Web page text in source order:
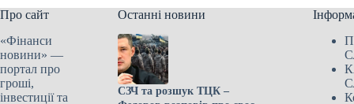
Про сайт
«Фінанси
новини» —
портал про
гроші,
інвестиції та
Останні новини
СЗЧ та розшук ТЦК –